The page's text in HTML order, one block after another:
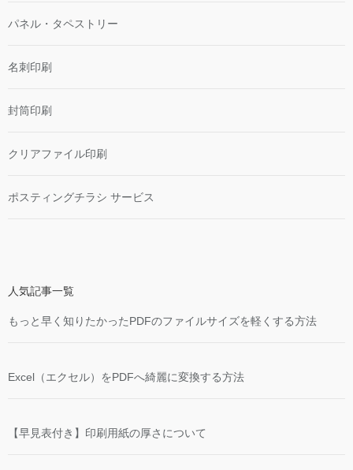
パネル・タペストリー
名刺印刷
封筒印刷
クリアファイル印刷
ポスティングチラシ サービス
人気記事一覧
もっと早く知りたかったPDFのファイルサイズを軽くする方法
Excel（エクセル）をPDFへ綺麗に変換する方法
【早見表付き】印刷用紙の厚さについて